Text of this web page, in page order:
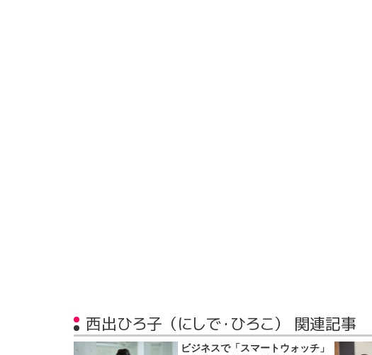
西出ひろ子（にしで・ひろこ） 関連記事
ビジネスで「スマートウォッチ」